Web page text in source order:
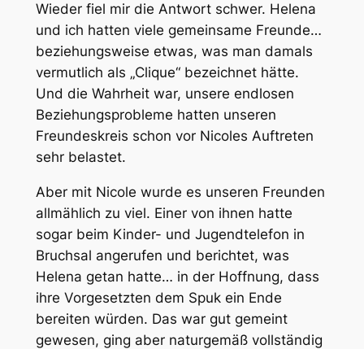
Wieder fiel mir die Antwort schwer. Helena
und ich hatten viele gemeinsame Freunde…
beziehungsweise etwas, was man damals
vermutlich als „Clique“ bezeichnet hätte.
Und die Wahrheit war, unsere endlosen
Beziehungsprobleme hatten unseren
Freundeskreis schon vor Nicoles Auftreten
sehr belastet.
Aber mit Nicole wurde es unseren Freunden
allmählich zu viel. Einer von ihnen hatte
sogar beim Kinder- und Jugendtelefon in
Bruchsal angerufen und berichtet, was
Helena getan hatte… in der Hoffnung, dass
ihre Vorgesetzten dem Spuk ein Ende
bereiten würden. Das war gut gemeint
gewesen, ging aber naturgemäß vollständig